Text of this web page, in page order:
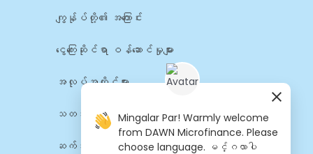
ကျွန်ုပ်တို့၏ အကြောင်း
ငွေကြေးဆိုင်ရာ ဝန်ဆောင်မှုများ
အလုပ်အကိုင်များ
သတင်း
ဆက်သွယ်ရန်
Mingalar Par! Warmly welcome
from DAWN Microfinance. Please
choose language. မင်္ဂလာပါ